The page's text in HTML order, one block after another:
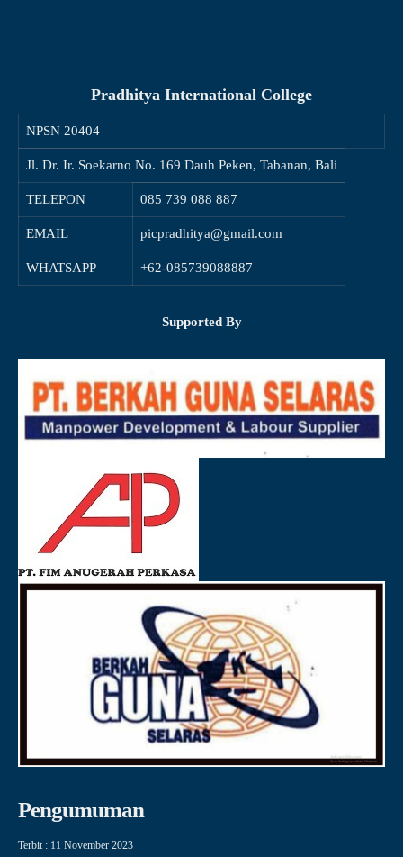
Pradhitya International College
NPSN 20404
Jl. Dr. Ir. Soekarno No. 169 Dauh Peken, Tabanan, Bali
TELEPON 085 739 088 887
EMAIL picpradhitya@gmail.com
WHATSAPP +62-085739088887
Supported By
Pengumuman
Terbit : 11 November 2023